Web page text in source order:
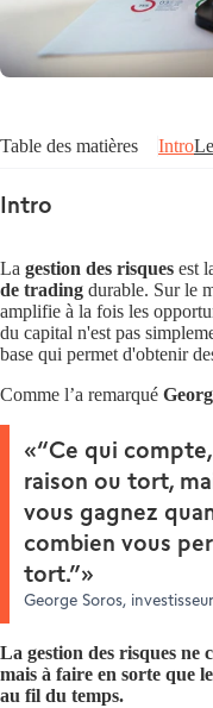
Table des matières Intro
Intro
La gestion des risques est
de trading durable. Sur le
amplifie à la fois les
du capital n'est pas
base qui permet d'obtenir
Comme l’a remarqué
“Ce qui
raison ou tort,
vous gagnez
combien vous
tort.”
George Soros, investisseur
La gestion des risques ne
mais à faire en sorte que
au fil du temps.